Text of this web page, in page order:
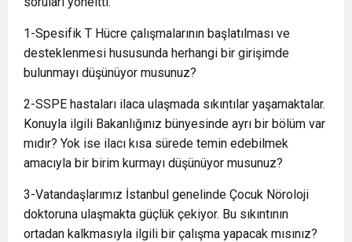
1-Spesifik T Hücre çalışmalarının başlatılması ve
desteklenmesi hususunda herhangi bir girişimde
bulunmayı düşünüyor musunuz?
2-SSPE hastaları ilaca ulaşmada sıkıntılar yaşamaktalar.
Konuyla ilgili Bakanlığınız bünyesinde ayrı bir bölüm var
mıdır? Yok ise ilacı kısa sürede temin edebilmek
amacıyla bir birim kurmayı düşünüyor musunuz?
3-Vatandaşlarımız İstanbul genelinde Çocuk Nöroloji
doktoruna ulaşmakta güçlük çekiyor. Bu sıkıntının
ortadan kalkmasıyla ilgili bir çalışma yapacak mısınız?